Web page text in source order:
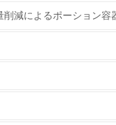
削減によるポーション容